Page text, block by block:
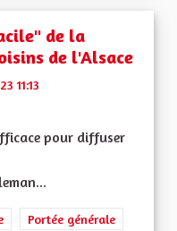
de la
de l'Alsace
11:13
pour diffuser
Portée générale